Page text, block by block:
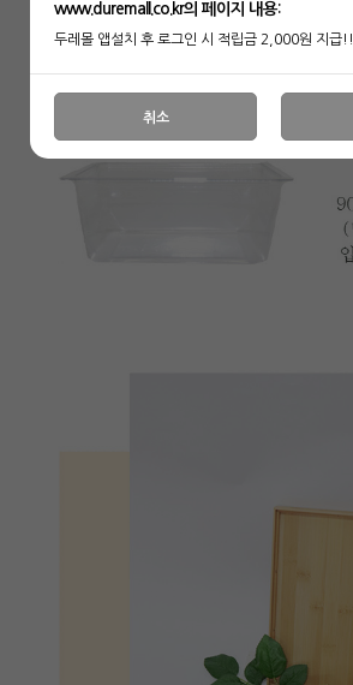
www.duremall.co.kr의 페이지 내용:
두레몰 앱설치 후 로그인 시 적립금 2,000원 지급!!
취소